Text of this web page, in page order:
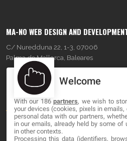
MA-NO WEB DESIGN AND
C/ Nuredduna 22, 1-3, 07006
Palma de Mallorca, Baleares
OUR COMPANY
About
Blog
Welcome
With our 186partners, we wish to
your devices (cookies, pixels in
personal data with our partners,
in our emails, already held by some of
in other contexts.
Processing this data (identifiers,